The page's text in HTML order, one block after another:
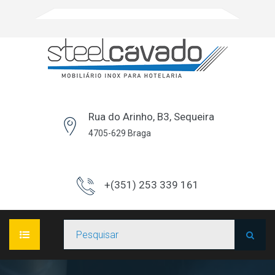
Rua do Arinho, B3, Sequeira
4705-629 Braga
+(351) 253 339 161